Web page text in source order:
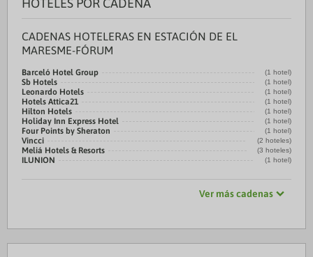
HOTELES POR CADENA
CADENAS HOTELERAS EN ESTACIÓN DE EL
MARESME-FÓRUM
Barceló Hotel Group (1 hotel)
Sb Hotels (1 hotel)
Leonardo Hotels (1 hotel)
Hotels Attica21 (1 hotel)
Hilton Hotels (1 hotel)
Holiday Inn Express Hotel (1 hotel)
Four Points by Sheraton (1 hotel)
Vincci (2 hoteles)
Meliá Hotels & Resorts (3 hoteles)
ILUNION (1 hotel)
Ver más cadenas